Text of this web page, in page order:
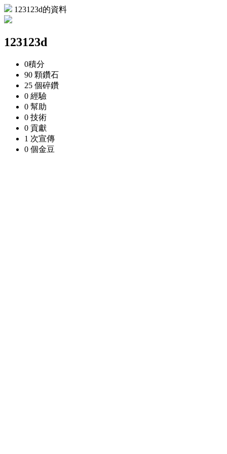
123123d的資料
123123d
0積分
90 顆鑽石
25 個碎鑽
0 經驗
0 幫助
0 技術
0 貢獻
1 次宣傳
0 個金豆